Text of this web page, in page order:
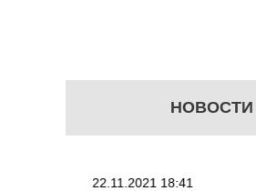
НОВОСТИ
22.11.2021 18:41